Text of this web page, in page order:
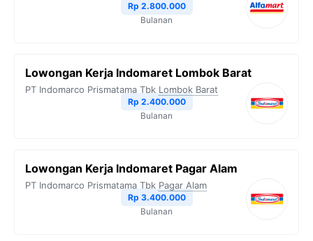
Rp 2.800.000
Bulanan
Lowongan Kerja Indomaret Lombok Barat
PT Indomarco Prismatama Tbk Lombok Barat
Rp 2.400.000
Bulanan
Lowongan Kerja Indomaret Pagar Alam
PT Indomarco Prismatama Tbk Pagar Alam
Rp 3.400.000
Bulanan